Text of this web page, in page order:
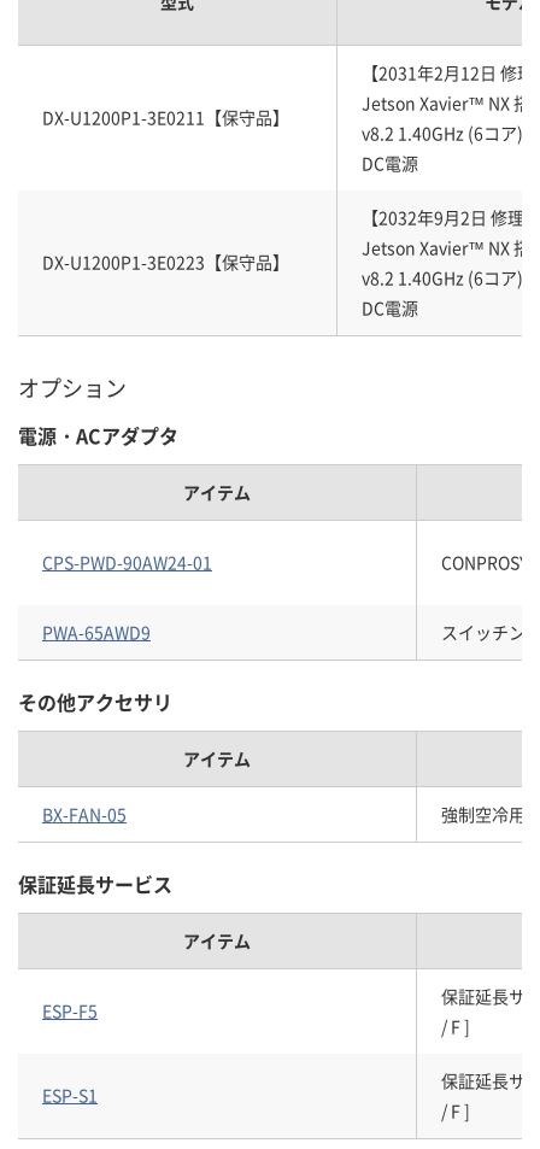
DX-U1200P1-3E0211【保守品】
【2031年2月12日 修
Jetson Xavier™ NX 搭
v8.2 1.40GHz (6コア) /
DC電源
DX-U1200P1-3E0223【保守品】
【2032年9月2日 修理
Jetson Xavier™ NX 搭
v8.2 1.40GHz (6コア) /
DC電源
オプション
電源・ACアダプタ
アイテム
CPS-PWD-90AW24-01
PWA-65AWD9 スイッチン
その他アクセサリ
アイテム
BX-FAN-05 強制空冷用
保証延長サービス
アイテム
ESP-F5
保証延長サ
/ F ]
ESP-S1
保証延長サ
/ F ]